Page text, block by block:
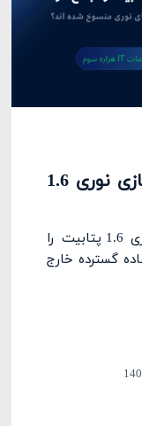
دانشمندان دیسک ذخیره سازی نوری 1.6
متخصصان دیسک ذخیره سازی نوری 1.6 پتابیت را
گسترده خارج